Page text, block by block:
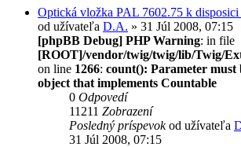
Optická vložka PAL 7602.75 k disposici
od užívateľa D.A. » 31 Júl 2008, 07:15
[phpBB Debug] PHP Warning: in file
[ROOT]/vendor/twig/twig/lib/Twig/
on line 1266: count(): Parameter must
object that implements Countable
0 Odpovedí
11211 Zobrazení
Posledný príspevokod užívateľa
31 Júl 2008, 07:15